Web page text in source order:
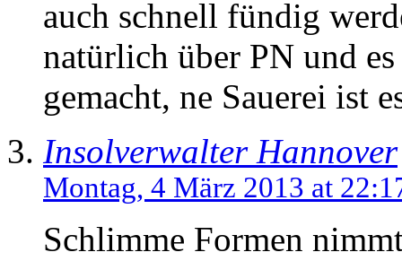
auch schnell fündig
natürlich über PN und
gemacht, ne Sauerei ist
Insolverwalter Hannover
Montag, 4 März 2013 at
Schlimme Formen